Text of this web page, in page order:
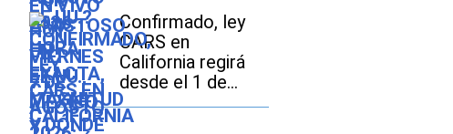
dónde fue el
epicentro del
último
Confirmado, ley
CARS en
California regirá
desde el 1 de
octubre: en qué
consiste y qué